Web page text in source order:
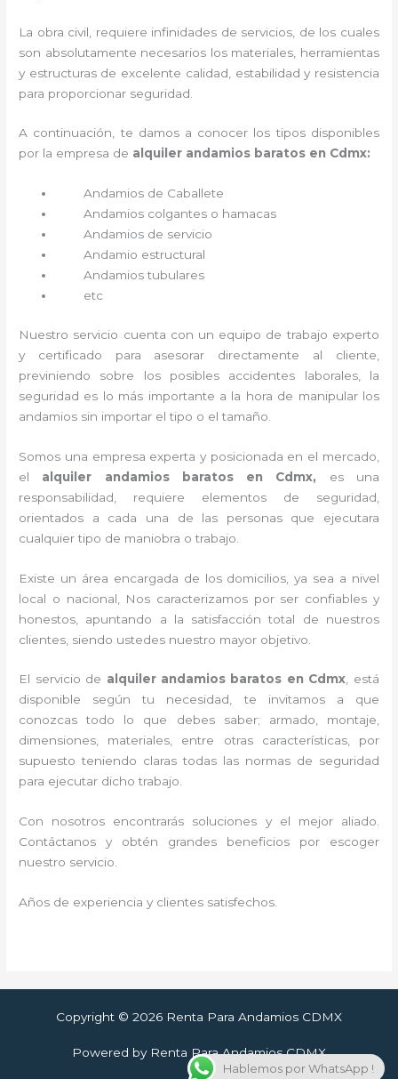
La obra civil, requiere infinidades de servicios, de los cuales
son absolutamente necesarios los materiales, herramientas
y estructuras de excelente calidad, estabilidad y resistencia
para proporcionar seguridad.
A continuación, te damos a conocer los tipos disponibles
por la empresa de alquiler andamios baratos en Cdmx:
Andamios de Caballete
Andamios colgantes o hamacas
Andamios de servicio
Andamio estructural
Andamios tubulares
etc
Nuestro servicio cuenta con un equipo de trabajo experto
y certificado para asesorar directamente al cliente,
previniendo sobre los posibles accidentes laborales, la
seguridad es lo más importante a la hora de manipular los
andamios sin importar el tipo o el tamaño.
Somos una empresa experta y posicionada en el mercado,
el alquiler andamios baratos en Cdmx, es una
responsabilidad, requiere elementos de seguridad,
orientados a cada una de las personas que ejecutara
cualquier tipo de maniobra o trabajo.
Existe un área encargada de los domicilios, ya sea a nivel
local o nacional, Nos caracterizamos por ser confiables y
honestos, apuntando a la satisfacción total de nuestros
clientes, siendo ustedes nuestro mayor objetivo.
El servicio de alquiler andamios baratos en Cdmx, está
disponible según tu necesidad, te invitamos a que
conozcas todo lo que debes saber; armado, montaje,
dimensiones, materiales, entre otras características, por
supuesto teniendo claras todas las normas de seguridad
para ejecutar dicho trabajo.
Con nosotros encontrarás soluciones y el mejor aliado.
Contáctanos y obtén grandes beneficios por escoger
nuestro servicio.
Años de experiencia y clientes satisfechos.
Copyright © 2026 Renta Para Andamios CDMX
Powered by Renta Para Andamios CDMX
Hablemos por WhatsApp !